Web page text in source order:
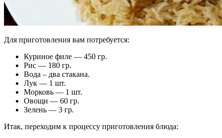
Для приготовления вам потребуется:
Куриное филе — 450 гр.
Рис — 180 гр.
Вода – два стакана.
Лук — 1 шт.
Морковь — 1 шт.
Овощи — 60 гр.
Зелень — 3 гр.
Итак, переходим к процессу приготовления блюда: